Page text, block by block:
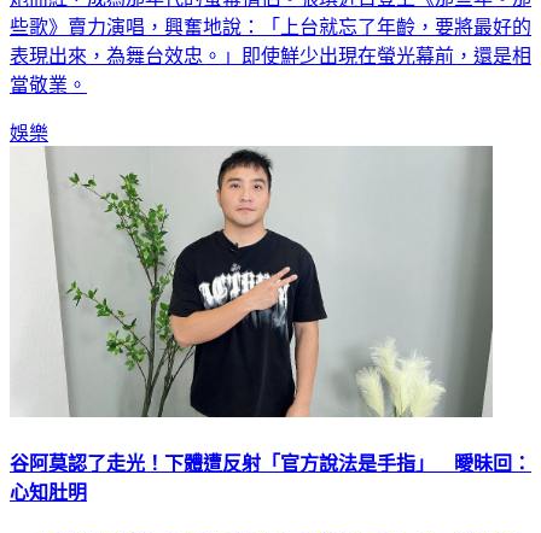
些歌》賣力演唱，興奮地說：「上台就忘了年齡，要將最好的
表現出來，為舞台效忠。」即使鮮少出現在螢光幕前，還是相
當敬業。
娛樂
谷阿莫認了走光！下體遭反射「官方說法是手指」 曖昧回：
心知肚明